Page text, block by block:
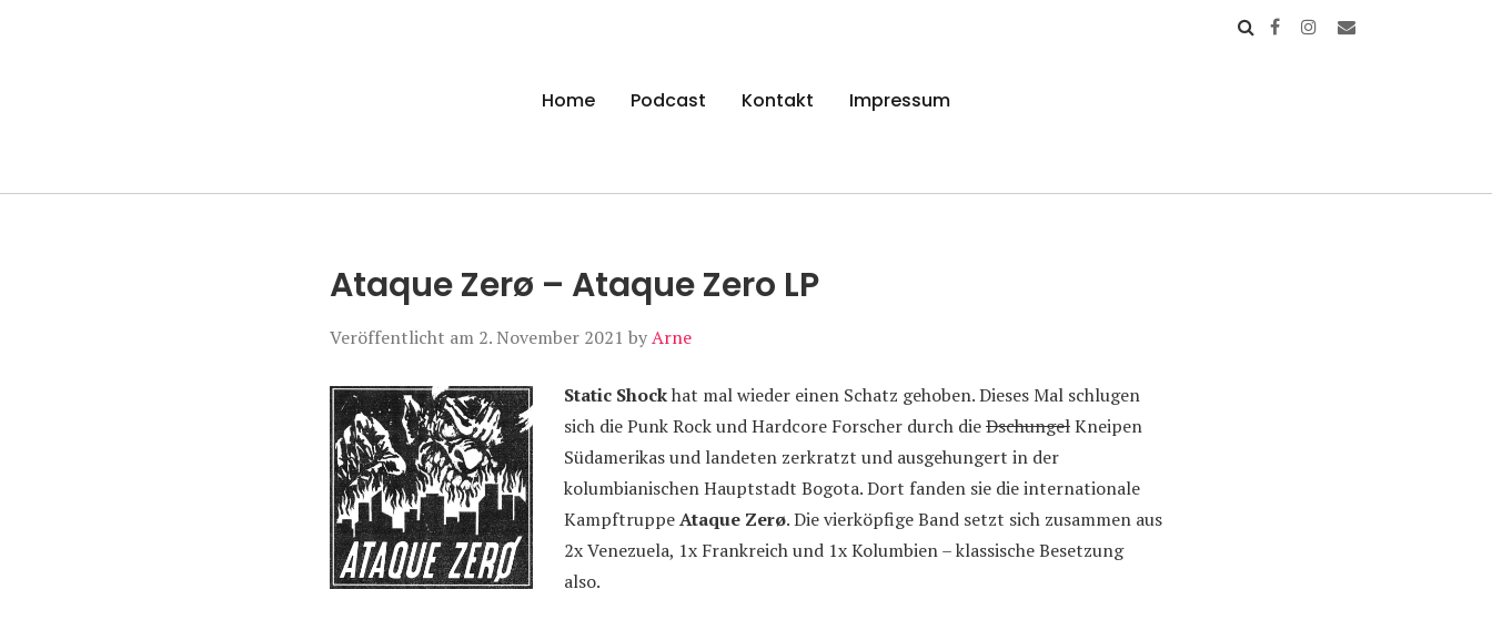
Manierenversagen
Home Podcast Kontakt Impressum
Ataque Zerø – Ataque Zero LP
Veröffentlicht am 2. November 2021 byArne
Static Shockhat mal wieder einen Schatz gehoben. Dieses Mal schlugen
sich die Punk Rock und Hardcore Forscher durch dieDschungelKneipen
Südamerikas und landeten zerkratzt und ausgehungert in der
kolumbianischen Hauptstadt Bogota. Dort fanden sie die internationale
KampftruppeAtaque Zerø. Die vierköpfige Band setzt sich zusammen aus
2x Venezuela, 1x Frankreich und 1x Kolumbien – klassische Besetzung
also.